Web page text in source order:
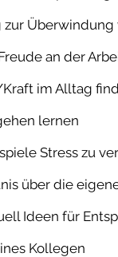
Überwindung
an der
im Alltag
lernen
Stress zu
über die
Ideen für
Kollegen